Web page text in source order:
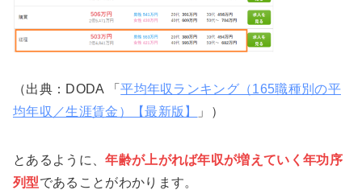
（出典：DODA 「平均年収ランキング（165職種別の平
均年収／生涯賃金）【最新版】
」）
とあるように、年齢が上がれば年収が増えていく年功序
列型であることがわかります。